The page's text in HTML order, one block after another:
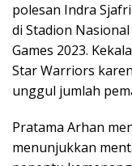
polesan Indra
di Stadion
Games 2023.
Star Warriors
unggul jumlah
Pratama Arhan
menunjukkan